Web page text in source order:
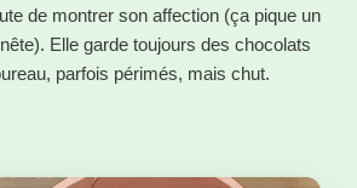
de montrer son affection (ça pique un
Elle garde toujours des chocolats
parfois périmés, mais chut.